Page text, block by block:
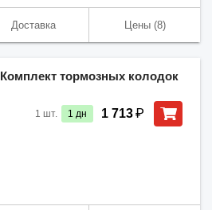
Доставка Цены(8)
Комплект тормозных колодок
1 шт. 1 дн 1 713₽